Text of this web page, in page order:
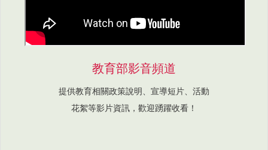
教育部影音頻道
提供教育相關政策說明、宣導短片、活動
花絮等影片資訊，歡迎踴躍收看！